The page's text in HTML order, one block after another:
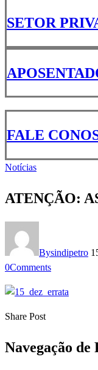
SETOR
FALE
Notícias
ATENÇÃO:
Bysindipetro
0Comments
Share Post
Navegação de